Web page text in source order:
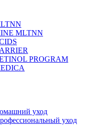
MLTNN
PROGRAM
уход
уход